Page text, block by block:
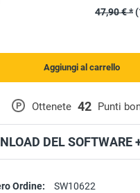
Ordine:
SW10622
P Ottenete 42 Punti
DEL SOFTWARE
47,90 € *
Aggiungi al carrello